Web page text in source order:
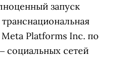
запуск
Platforms Inc. по
социальных сетей